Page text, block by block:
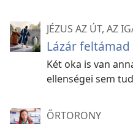
JÉZUS AZ ÚT, AZ
Lázár feltámad
Két oka is van
ellenségei sem
ŐRTORONY